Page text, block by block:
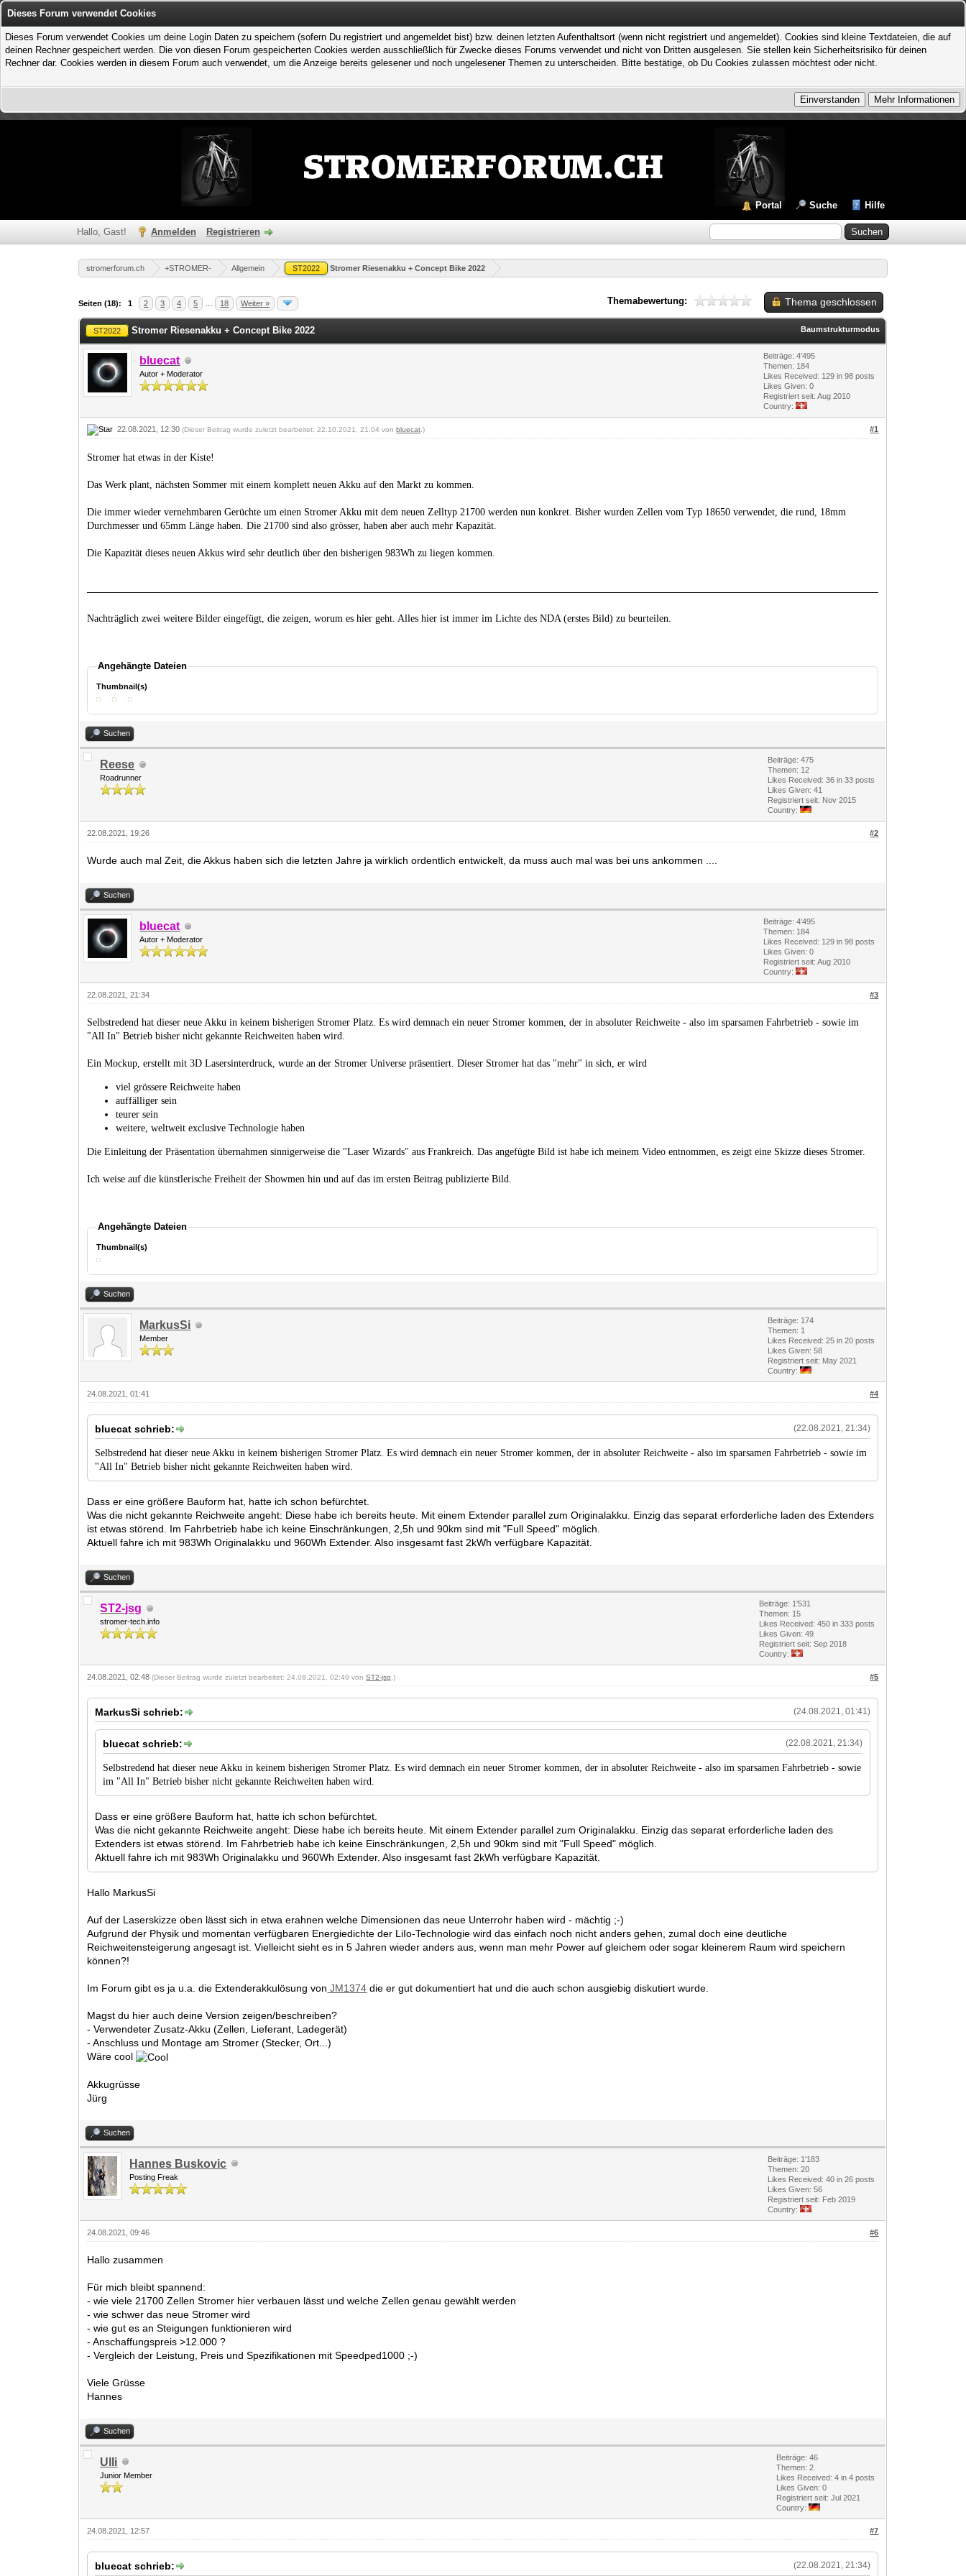
Dieses Forum verwendet Cookies
Dieses Forum verwendet Cookies um deine Login Daten zu speichern (sofern Du registriert und angemeldet bist) bzw. deinen letzten Aufenthaltsort (wenn nicht registriert und angemeldet). Cookies sind kleine Textdateien, die auf
deinen Rechner gespeichert werden. Die von diesen Forum gespeicherten Cookies werden ausschließlich für Zwecke dieses Forums verwendet und nicht von Dritten ausgelesen. Sie stellen kein Sicherheitsrisiko für deinen
Rechner dar. Cookies werden in diesem Forum auch verwendet, um die Anzeige bereits gelesener und noch ungelesener Themen zu unterscheiden. Bitte bestätige, ob Du Cookies zulassen möchtest oder nicht.
Portal Suche Hilfe
Hallo, Gast! Anmelden Registrieren
stromerforum.ch +STROMER- Allgemein ST2022 Stromer Riesenakku + Concept Bike 2022
Seiten (18): 1 2 3 4 5 18 Weiter » Thema geschlossen
Themabewertung:
- 0 im Durchschnitt
Baumstrukturmodus
ST2022 Stromer Riesenakku + Concept Bike 2022
bluecat
Autor + Moderator
Beiträge: 4'495
Themen: 184
Likes Received: 129 in 98 posts
Likes Given: 0
Registriert seit: Aug 2010
Country:
#1
22.08.2021, 12:30(Dieser Beitrag wurde zuletzt bearbeitet: 22.10.2021, 21:04 vonbluecat .)
Stromer hat etwas in der Kiste!
Das Werk plant, nächsten Sommer mit einem komplett neuen Akku auf den Markt zu kommen.
Die immer wieder vernehmbaren Gerüchte um einen Stromer Akku mit dem neuen Zelltyp 21700 werden nun konkret. Bisher wurden Zellen vom Typ 18650 verwendet, die rund, 18mm
Durchmesser und 65mm Länge haben. Die 21700 sind also grösser, haben aber auch mehr Kapazität.
Die Kapazität dieses neuen Akkus wird sehr deutlich über den bisherigen 983Wh zu liegen kommen.
Nachträglich zwei weitere Bilder eingefügt, die zeigen, worum es hier geht. Alles hier ist immer im Lichte des NDA (erstes Bild) zu beurteilen.
Angehängte Dateien
Thumbnail(s)
Suchen
Reese
Roadrunner
Beiträge: 475
Themen: 12
Likes Received:36 in 33 posts
Likes Given: 41
Registriert seit: Nov 2015
Country:
#2
22.08.2021, 19:26
Wurde auch mal Zeit, die Akkus haben sich die letzten Jahre ja wirklich ordentlich entwickelt, da muss auch mal was bei uns ankommen ....
Suchen
bluecat
Autor + Moderator
Beiträge: 4'495
Themen: 184
Likes Received: 129 in 98 posts
Likes Given: 0
Registriert seit: Aug 2010
Country:
#3
22.08.2021, 21:34
Selbstredend hat dieser neue Akku in keinem bisherigen Stromer Platz. Es wird demnach ein neuer Stromer kommen, der in absoluter Reichweite - also im sparsamen Fahrbetrieb - sowie im
"All In" Betrieb bisher nicht gekannte Reichweiten haben wird.
Ein Mockup, erstellt mit 3D Lasersinterdruck, wurde an der Stromer Universe präsentiert. Dieser Stromer hat das "mehr" in sich, er wird
viel grössere Reichweite haben
auffälliger sein
teurer sein
weitere, weltweit exclusive Technologie haben
Die Einleitung der Präsentation übernahmen sinnigerweise die "Laser Wizards" aus Frankreich. Das angefügte Bild ist habe ich meinem Video entnommen, eszeigt eine Skizze dieses Stromer.
Ich weise auf die künstlerische Freiheit der Showmen hin und auf das im ersten Beitrag publizierte Bild.
Angehängte Dateien
Thumbnail(s)
Suchen
MarkusSi
Member
Beiträge: 174
Themen: 1
Likes Received:25 in 20 posts
Likes Given: 58
Registriert seit: May 2021
Country:
#4
24.08.2021, 01:41
(22.08.2021, 21:34)
bluecat schrieb:
Selbstredend hat dieser neue Akku in keinem bisherigen Stromer Platz. Es wird demnach ein neuer Stromer kommen, der in absoluter Reichweite - also im sparsamen Fahrbetrieb - sowie im
"All In" Betrieb bisher nicht gekannte Reichweiten haben wird.
Dass er eine größere Bauform hat, hatte ich schon befürchtet.
Was die nicht gekannte Reichweite angeht: Diese habe ich bereits heute. Mit einem Extender parallel zum Originalakku. Einzig das separat erforderliche laden des Extenders
ist etwas störend. Im Fahrbetrieb habe ich keine Einschränkungen, 2,5h und 90km sind mit "Full Speed" möglich.
Aktuell fahre ich mit 983Wh Originalakku und 960Wh Extender. Also insgesamt fast 2kWh verfügbare Kapazität.
Suchen
ST2-jsg
stromer-tech.info
Beiträge: 1'531
Themen: 15
Likes Received:450 in 333 posts
Likes Given: 49
Registriert seit: Sep 2018
Country:
#5
24.08.2021, 02:48(Dieser Beitrag wurde zuletzt bearbeitet: 24.08.2021, 02:49 vonST2-jsg .)
(24.08.2021, 01:41)
MarkusSi schrieb:
(22.08.2021, 21:34)
bluecat schrieb:
Selbstredend hat dieser neue Akku in keinem bisherigen Stromer Platz. Es wird demnach ein neuer Stromer kommen, der in absoluter Reichweite - also im sparsamen Fahrbetrieb - sowie
im "All In" Betrieb bisher nicht gekannte Reichweiten haben wird.
Dass er eine größere Bauform hat, hatte ich schon befürchtet.
Was die nicht gekannte Reichweite angeht: Diese habe ich bereits heute. Mit einem Extender parallel zum Originalakku. Einzig das separat erforderliche laden des
Extenders ist etwas störend. Im Fahrbetrieb habe ich keine Einschränkungen, 2,5h und 90km sind mit "Full Speed" möglich.
Aktuell fahre ich mit 983Wh Originalakku und 960Wh Extender. Also insgesamt fast 2kWh verfügbare Kapazität.
Hallo MarkusSi
Auf der Laserskizze oben lässt sich in etwa erahnen welche Dimensionen das neue Unterrohr haben wird - mächtig ;-)
Aufgrund der Physik und momentan verfügbaren Energiedichte der LiIo-Technologie wird das einfach noch nicht anders gehen, zumal doch eine deutliche
Reichweitensteigerung angesagt ist. Vielleicht sieht es in 5 Jahren wieder anders aus, wenn man mehr Power auf gleichem oder sogar kleinerem Raum wird speichern
können?!
Im Forum gibt es ja u.a. die Extenderakkulösung von JM1374 die er gut dokumentiert hat und die auch schon ausgiebig diskutiert wurde.
Magst du hier auch deine Version zeigen/beschreiben?
- Verwendeter Zusatz-Akku (Zellen, Lieferant, Ladegerät)
- Anschluss und Montage am Stromer (Stecker, Ort...)
Wäre cool
Akkugrüsse
Jürg
Suchen
Hannes Buskovic
Posting Freak
Beiträge: 1'183
Themen: 20
Likes Received:40 in 26 posts
Likes Given: 56
Registriert seit: Feb 2019
Country:
#6
24.08.2021, 09:46
Hallo zusammen
Für mich bleibt spannend:
- wie viele 21700 Zellen Stromer hier verbauen lässt und welche Zellen genau gewählt werden
- wie schwer das neue Stromer wird
- wie gut es an Steigungen funktionieren wird
- Anschaffungspreis >12.000 ?
- Vergleich der Leistung, Preis und Spezifikationen mit Speedped1000 ;-)
Viele Grüsse
Hannes
Suchen
Ulli
Junior Member
Beiträge: 46
Themen: 2
Likes Received:4 in 4 posts
Likes Given: 0
Registriert seit: Jul 2021
Country:
#7
24.08.2021, 12:57
(22.08.2021, 21:34)
bluecat schrieb: